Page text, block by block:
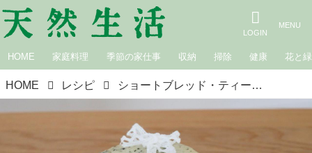
HOME 家庭料理 季節の家仕事 収納 掃除 健康 花と緑
HOME レシピ ショートブレッド・ティー・クッキー｜はなのお菓子